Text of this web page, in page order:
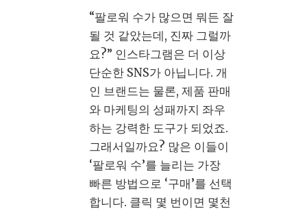
시
작
해
야
수
익
이
나
는
가
“팔로워 수가 많으면 뭐든 잘
될 것 같았는데, 진짜 그럴까
요?” 인스타그램은 더 이상
단순한 SNS가 아닙니다. 개
인 브랜드는 물론, 제품 판매
와 마케팅의 성패까지 좌우
하는 강력한 도구가 되었죠.
그래서일까요? 많은 이들이
‘팔로워 수’를 늘리는 가장
빠른 방법으로 ‘구매’를 선택
합니다. 클릭 몇 번이면 몇천